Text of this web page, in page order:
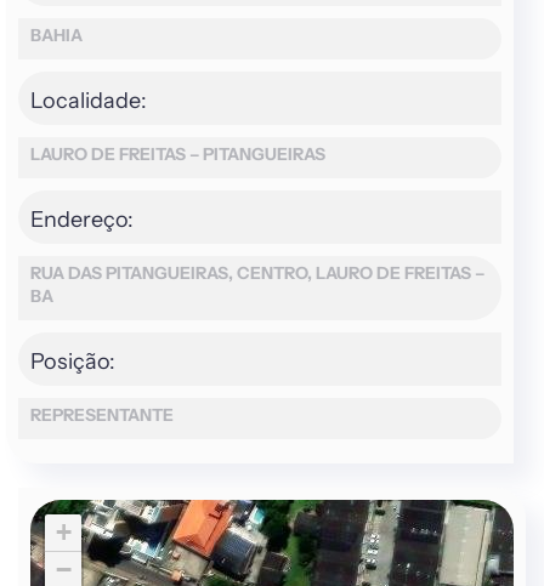
BAHIA
Localidade:
LAURO DE FREITAS – PITANGUEIRAS
Endereço:
RUA DAS PITANGUEIRAS, CENTRO, LAURO DE FREITAS –
BA
Posição:
REPRESENTANTE
+
−